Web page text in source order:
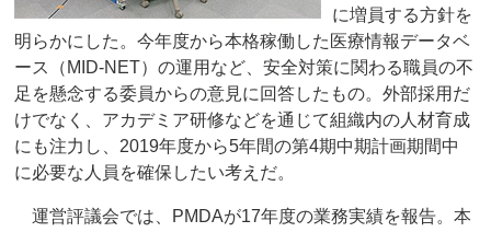
に増員する方針を
明らかにした。今年度から本格稼働した医療情報データベ
ース（MID-NET）の運用など、安全対策に関わる職員の不
足を懸念する委員からの意見に回答したもの。外部採用だ
けでなく、アカデミア研修などを通じて組織内の人材育成
にも注力し、2019年度から5年間の第4期中期計画期間中
に必要な人員を確保したい考えだ。
運営評議会では、PMDAが17年度の業務実績を報告。本